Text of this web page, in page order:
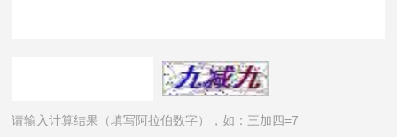
请输入计算结果（填写阿拉伯数字），如：三加四=7